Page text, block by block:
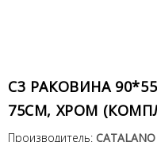
C3 РАКОВИНА
75СМ, ХРОМ
Производитель: